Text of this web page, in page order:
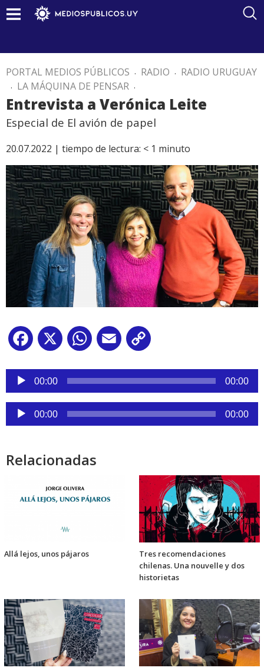
PORTAL MEDIOS PÚBLICOS . RADIO . RADIO URUGUAY
. LA MÁQUINA DE PENSAR .
Entrevista a Verónica Leite
Especial de El avión de papel
20.07.2022 | tiempo de lectura: < 1 minuto
Facebook
X WhatsApp
Email
Reproductor
audio
00:00 00:00
Reproductor
de
00:00 00:00
Relacionadas
Allá lejos, unos pájaros
Tres recomendaciones
chilenas. Una nouvelle y dos
historietas